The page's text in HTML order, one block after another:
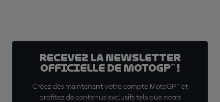
Recevez la Newsletter
officielle de MotoGP™ !
Créez dès maintenant votre compte MotoGP™ et
profitez de contenus exclusifs tels que notre